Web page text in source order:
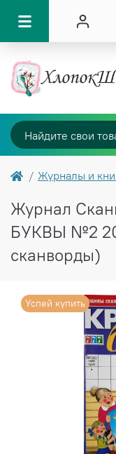
Журналы и
Журнал
БУКВЫ №2
сканворды)
Успей купить